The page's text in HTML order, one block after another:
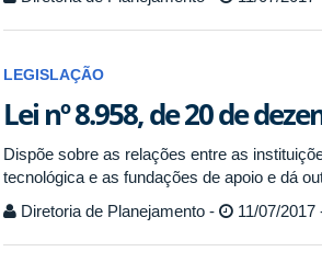
LEGISLAÇÃO
Lei nº 8.958, de 20 de
Dispõe sobre as relações entre as
tecnológica e as fundações de apoio e dá
Diretoria de Planejamento -
11/07/2017